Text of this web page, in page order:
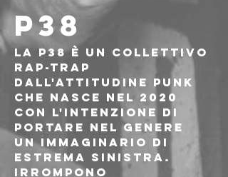
P38
La P38 è un collettivo
rap-trap
dall'attitudine punk
che nasce nel 2020
con l'intenzione di
portare nel genere
un immaginario di
estrema sinistra.
Irrompono